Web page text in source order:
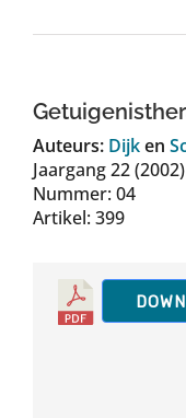
TDT Overzicht
Over Dth
Auteurs: Dijken
Jaargang 22 (2002)
Nummer: 04
Artikel: 399